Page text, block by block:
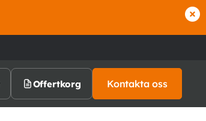
Offertkorg Kontakta oss